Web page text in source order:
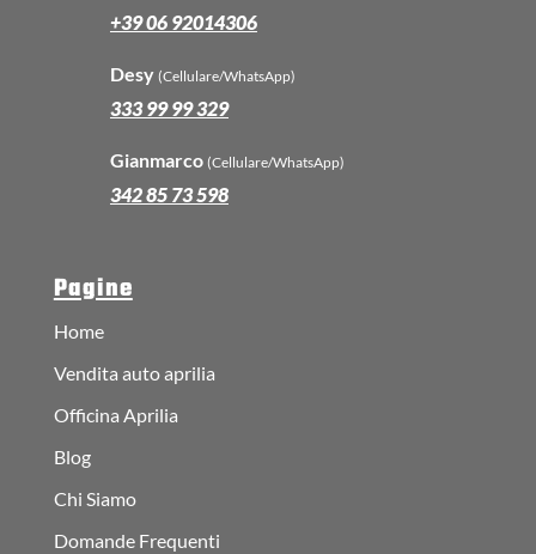
+39 06 92014306
Desy (Cellulare/WhatsApp)
333 99 99 329
Gianmarco (Cellulare/WhatsApp)
342 85 73 598
Pagine
Home
Vendita auto aprilia
Officina Aprilia
Blog
Chi Siamo
Domande Frequenti